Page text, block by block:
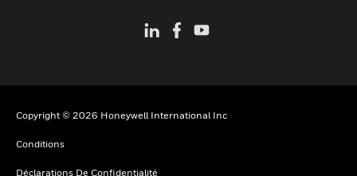
Copyright © 2026 Honeywell International Inc
Conditions
Déclarations De Confidentialité